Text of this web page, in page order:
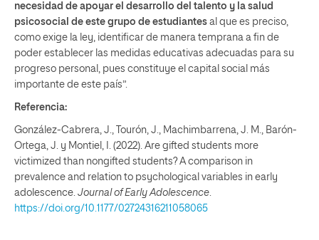
necesidad de apoyar el desarrollo del talento y la salud
psicosocial de este grupo de estudiantes al que es preciso,
como exige la ley, identificar de manera temprana a fin de
poder establecer las medidas educativas adecuadas para su
progreso personal, pues constituye el capital social más
importante de este país”.
Referencia:
González-Cabrera, J., Tourón, J., Machimbarrena, J. M., Barón-
Ortega, J. y Montiel, I. (2022). Are gifted students more
victimized than nongifted students? A comparison in
prevalence and relation to psychological variables in early
adolescence. Journal of Early Adolescence
https://doi.org/10.1177/02724316211058065